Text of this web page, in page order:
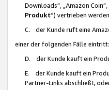
Downloads“, „Amazon
Produkt“) vertrieben
C. der Kunde ruft eine
einer der folgenden Fälle eintritt:
D. der Kunde kauft ein
E. der Kunde kauft ein
Partner-Links abschließt,